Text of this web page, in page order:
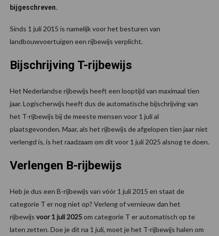
bijgeschreven.
Sinds 1 juli 2015 is namelijk voor het besturen van
landbouwvoertuigen een rijbewijs verplicht.
Bijschrijving T-rijbewijs
Het Nederlandse rijbewijs heeft een looptijd van maximaal tien
jaar. Logischerwijs heeft dus de automatische bijschrijving van
het T-rijbewijs bij de meeste mensen voor 1 juli al
plaatsgevonden. Maar, als het rijbewijs de afgelopen tien jaar niet
verlengd is, is het raadzaam om dit voor 1 juli 2025 alsnog te doen.
Verlengen B-rijbewijs
Heb je dus een B-rijbewijs van vóór 1 juli 2015 en staat de
categorie T er nog niet op? Verleng of vernieuw dan het
rijbewijs voor 1 juli 2025om categorie T er automatisch op te
laten zetten. Doe je dit na 1 juli, moet je het T-rijbewijs halen om